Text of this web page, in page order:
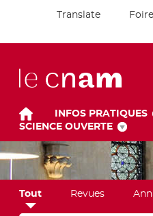
Translate
INFOS PRATIQUES
SCIENCE OUVERTE
Tout Revues